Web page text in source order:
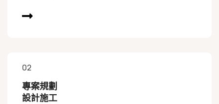
02
專案規劃
設計施工